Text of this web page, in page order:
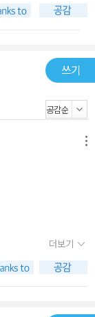
쓰기
더보기